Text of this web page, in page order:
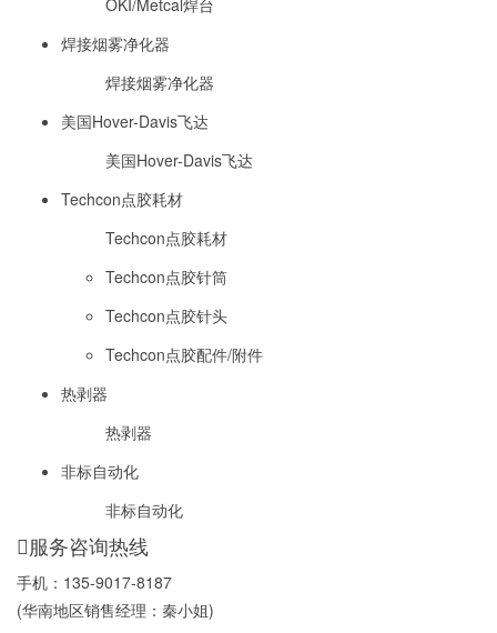
OKI/Metcal焊台
焊接烟雾净化器
焊接烟雾净化器
美国Hover-Davis飞达
美国Hover-Davis飞达
Techcon点胶耗材
Techcon点胶耗材
Techcon点胶针筒
Techcon点胶针头
Techcon点胶配件/附件
热剥器
热剥器
非标自动化
非标自动化
服务咨询热线
手机： 135-9017-8187
(华南地区销售经理：秦小姐)